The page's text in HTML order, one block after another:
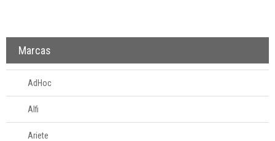
organizadoras
Carrinhos e
fruteiras
Marcas
AdHoc
Alfi
Ariete